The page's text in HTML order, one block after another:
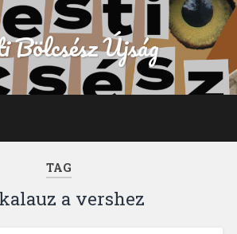
Bölcsész Újság
TAG
a vershez